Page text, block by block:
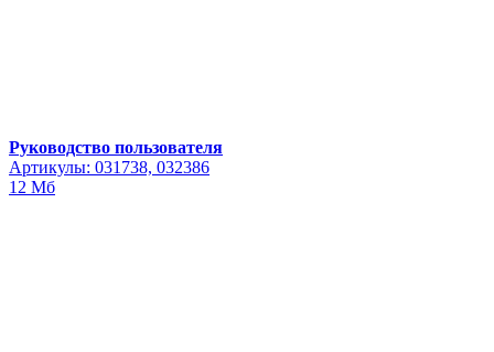
Руководство пользователя
Артикулы: 031738, 032386
12 Мб